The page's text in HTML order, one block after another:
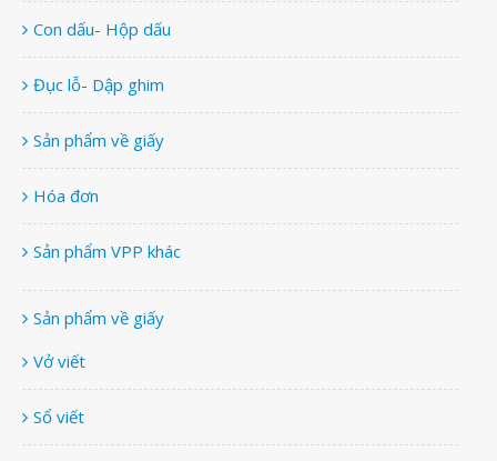
Con dấu- Hộp dấu
Đục lỗ- Dập ghim
Sản phẩm về giấy
Hóa đơn
Sản phẩm VPP khác
Sản phẩm về giấy
Vở viết
Sổ viết